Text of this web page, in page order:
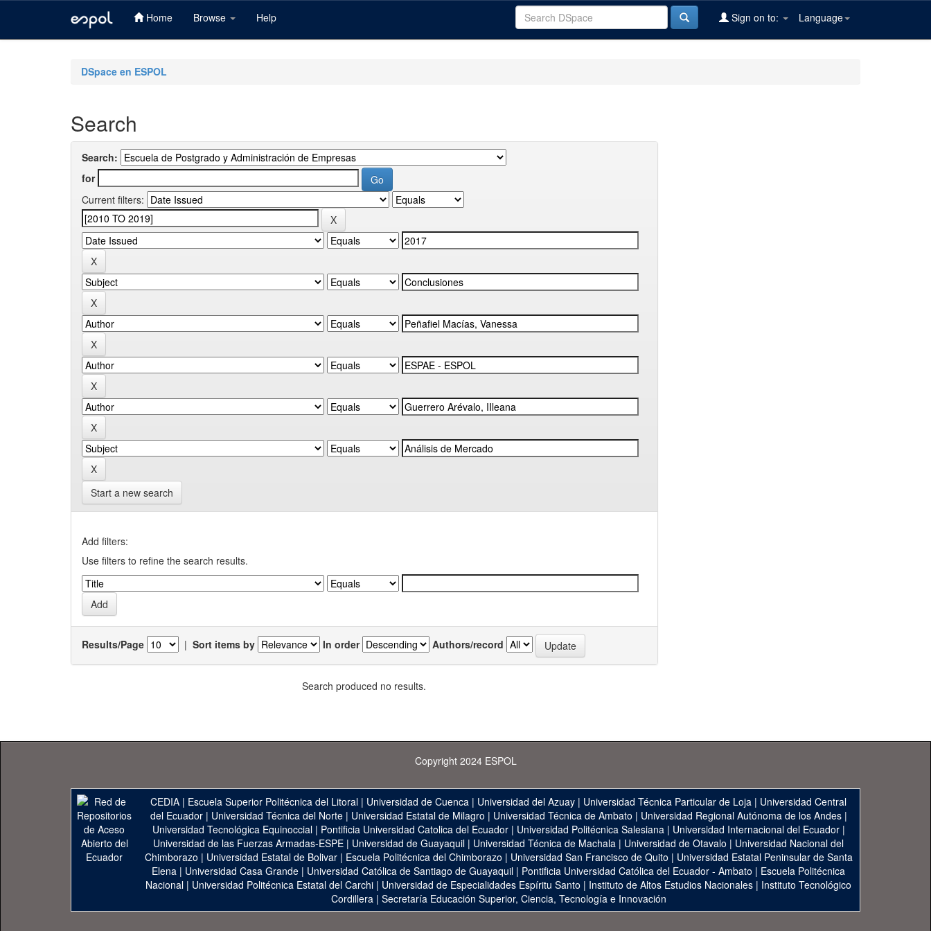
Home Browse Help Language
Sign on to:
DSpace en ESPOL
Search
Search:
for
Current filters:
Start a new search
Add filters:
Use filters to refine the search results.
Results/Page | Sort items by In order Authors/record
Search produced no results.
Copyright 2024 ESPOL
CEDIA | Escuela Superior Politécnica del Litoral | Universidad de Cuenca | Universidad del Azuay | Universidad Técnica Particular de Loja | Universidad Central
del Ecuador| Universidad Técnica del Norte| Universidad Estatal de Milagro | Universidad Técnica de Ambato | Universidad Regional Autónoma de los Andes|
Universidad Tecnológica Equinoccial| Pontificia Universidad Catolica del Ecuador| Universidad Politécnica Salesiana| Universidad Internacional del Ecuador|
Universidad de las Fuerzas Armadas-ESPE | Universidad de Guayaquil | Universidad Técnica de Machala | Universidad de Otavalo | Universidad Nacional del
Chimborazo | Universidad Estatal de Bolivar| Escuela Politécnica del Chimborazo | Universidad San Francisco de Quito | Universidad Estatal Peninsular de Santa
Elena | Universidad Casa Grande | Universidad Católica de Santiago de Guayaquil | Pontificia Universidad Católica del Ecuador - Ambato | Escuela Politécnica
Nacional | Universidad Politécnica Estatal del Carchi | Universidad de Especialidades Espíritu Santo | Instituto de Altos Estudios Nacionales | Instituto Tecnológico
Cordillera| Secretaría Educación Superior, Ciencia, Tecnología e Innovación